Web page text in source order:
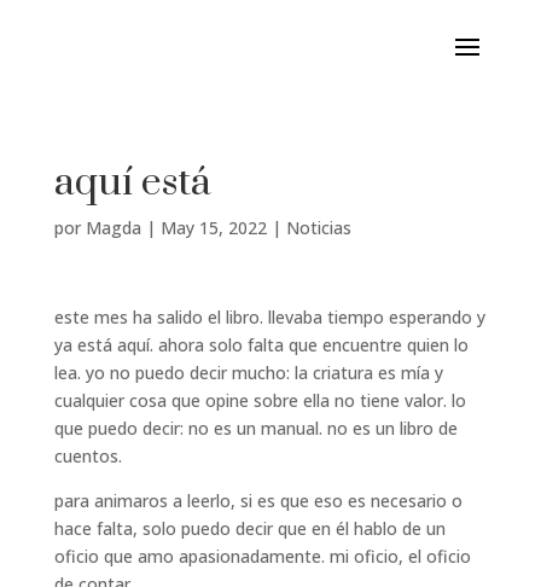
aquí está
por Magda | May 15, 2022| Noticias
este mes ha salido el libro. llevaba tiempo esperando y
ya está aquí. ahora solo falta que encuentre quien lo
lea. yo no puedo decir mucho: la criatura es mía y
cualquier cosa que opine sobre ella no tiene valor. lo
que puedo decir: no es un manual. no es un libro de
cuentos.
para animaros a leerlo, si es que eso es necesario o
hace falta, solo puedo decir que en él hablo de un
oficio que amo apasionadamente. mi oficio, el oficio